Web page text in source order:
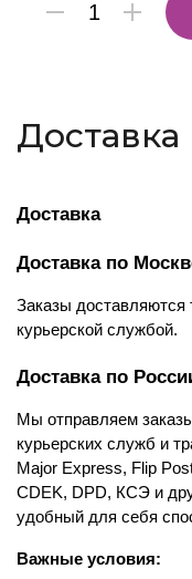
Доставка
Доставка
Доставка по
Заказы доставляются
курьерской службой.
Доставка по
Мы отправляем
курьерских служб и
Major Express, Flip
CDEK, DPD, КСЭ и
удобный для себя
Важные условия: